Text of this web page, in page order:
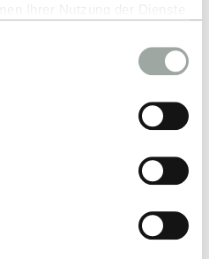
personenbezogene
Sie unserer